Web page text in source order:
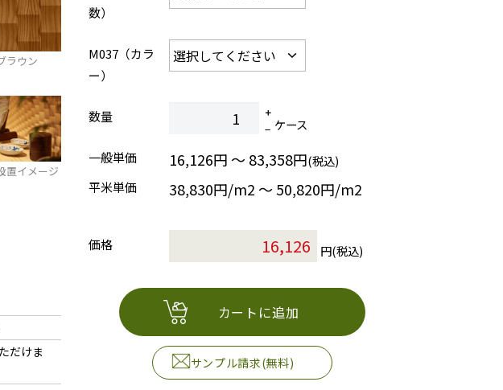
ラウン
置イメージ
だけま
数）
M037（カラ
ー）
数量
ケース
一般単価
16,126円 ～ 83,358円(税込)
平米単価
38,830円/m2 〜 50,820円/m2
価格 円(税込)
カートに追加
サンプル請求(無料)